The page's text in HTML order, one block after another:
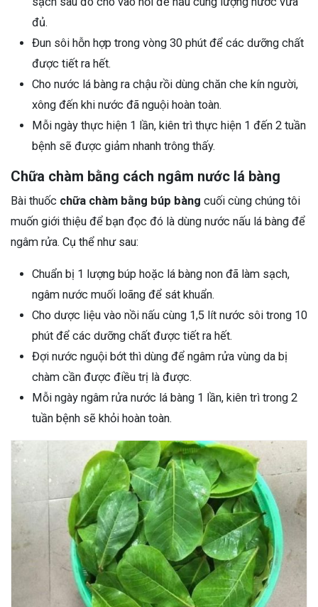
đủ.
Đun sôi hỗn hợp trong vòng 30 phút để các dưỡng chất
được tiết ra hết.
Cho nước lá bàng ra chậu rồi dùng chăn che kín người,
xông đến khi nước đã nguội hoàn toàn.
Mỗi ngày thực hiện 1 lần, kiên trì thực hiện 1 đến 2 tuần
bệnh sẽ được giảm nhanh trông thấy.
Chữa chàm bằng cách ngâm nước lá bàng
Bài thuốc chữa chàm bằng búp bàng cuối cùng chúng tôi
muốn giới thiệu để bạn đọc đó là dùng nước nấu lá bàng để
ngâm rửa. Cụ thể như sau:
Chuẩn bị 1 lượng búp hoặc lá bàng non đã làm sạch,
ngâm nước muối loãng để sát khuẩn.
Cho dược liệu vào nồi nấu cùng 1,5 lít nước sôi trong 10
phút để các dưỡng chất được tiết ra hết.
Đợi nước nguội bớt thì dùng để ngâm rửa vùng da bị
chàm cần được điều trị là được.
Mỗi ngày ngâm rửa nước lá bàng 1 lần, kiên trì trong 2
tuần bệnh sẽ khỏi hoàn toàn.